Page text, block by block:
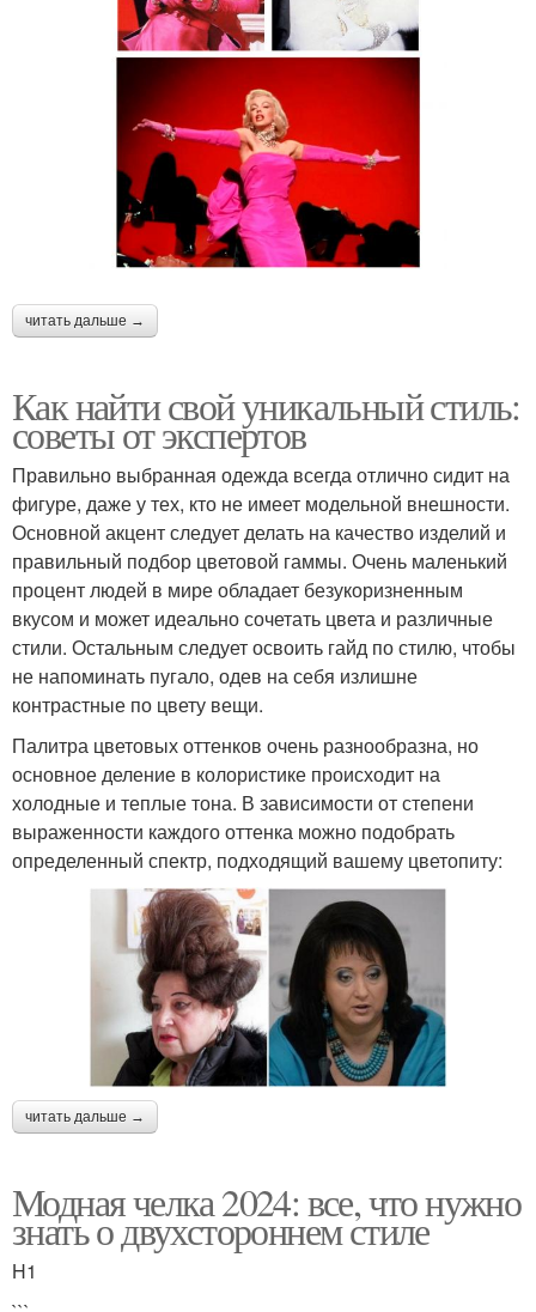
читать дальше →
Как найти свой уникальный стиль:
советы от экспертов
Правильно выбранная одежда всегда отлично сидит на
фигуре, даже у тех, кто не имеет модельной внешности.
Основной акцент следует делать на качество изделий и
правильный подбор цветовой гаммы. Очень маленький
процент людей в мире обладает безукоризненным
вкусом и может идеально сочетать цвета и различные
стили. Остальным следует освоить гайд по стилю, чтобы
не напоминать пугало, одев на себя излишне
контрастные по цвету вещи.
Палитра цветовых оттенков очень разнообразна, но
основное деление в колористике происходит на
холодные и теплые тона. В зависимости от степени
выраженности каждого оттенка можно подобрать
определенный спектр, подходящий вашему цветопиту:
читать дальше →
Модная челка 2024: все, что нужно
знать о двухстороннем стиле
H1